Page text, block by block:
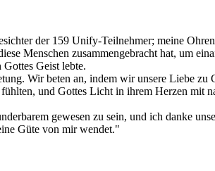
der 159 Unify-Teilnehmer; meine
Menschen zusammengebracht hat, um
Geist lebte.
Wir beten an, indem wir unsere Liebe
und Gottes Licht in ihrem Herzen
gewesen zu sein, und ich danke
Güte von mir wendet."